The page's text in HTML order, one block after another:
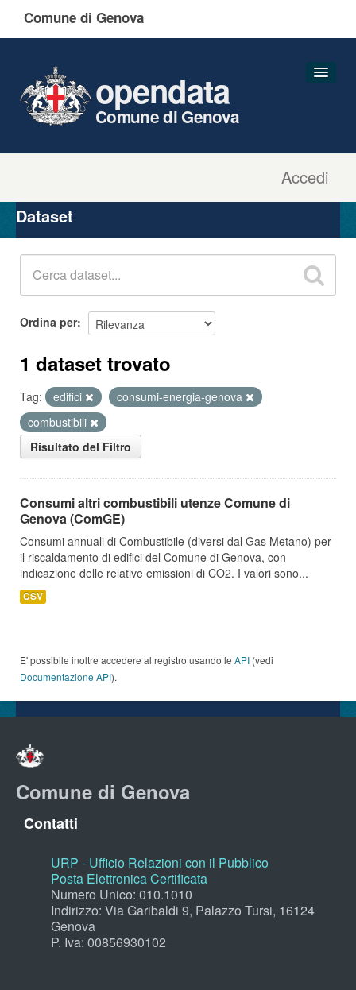
Comune di Genova
Accedi
opendata
Comune di Genova
Organizzazioni
Gruppi
Dataset
Ordina per
1 dataset trovato
Tag: edifici
consumi-energia-genova
combustibili
Risultato del Filtro
Consumi altri combustibili utenze Comune di
Genova (ComGE)
Consumi annuali di Combustibile (diversi dal Gas Metano) per
il riscaldamento di edifici del Comune di Genova, con
indicazione delle relative emissioni di CO2. I valori sono...
CSV
E' possibile inoltre accedere al registro usando le API (vedi
Documentazione API).
Comune di Genova
Contatti
URP - Ufficio Relazioni con il Pubblico
Posta Elettronica Certificata
Numero Unico: 010.1010
Indirizzo: Via Garibaldi 9, Palazzo Tursi, 16124
Genova
P. Iva: 00856930102